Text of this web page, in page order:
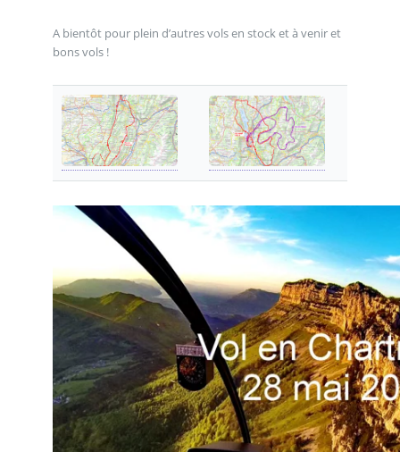
A bientôt pour plein d’autres vols en stock et à venir et
bons vols !